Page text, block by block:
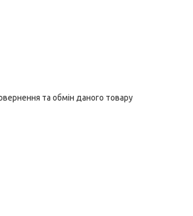
та обмін даного товару